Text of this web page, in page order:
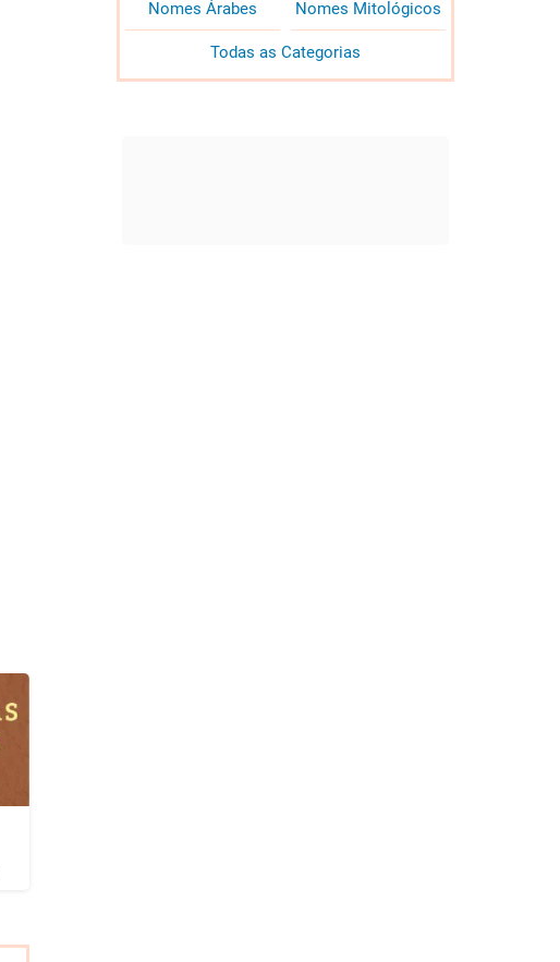
Nomes Árabes Nomes Mitológicos
Todas as Categorias